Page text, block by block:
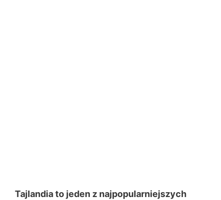
Tajlandia to jeden z najpopularniejszych